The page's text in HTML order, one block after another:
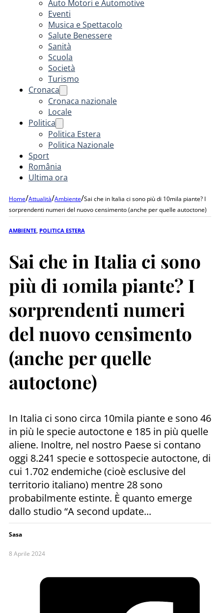
Auto Motori e Automotive
Eventi
Musica e Spettacolo
Salute Benessere
Sanità
Scuola
Società
Turismo
Cronaca
Cronaca nazionale
Locale
Politica
Politica Estera
Politica Nazionale
Sport
România
Ultima ora
Home/Attualità/Ambiente/Sai che in Italia ci sono più di 10mila piante? I
sorprendenti numeri del nuovo censimento (anche per quelle autoctone)
AMBIENTE POLITICA ESTERA
Sai che in Italia ci sono
più di 10mila piante? I
sorprendenti numeri
del nuovo censimento
(anche per quelle
autoctone)
In Italia ci sono circa 10mila piante e sono 46
in più le specie autoctone e 185 in più quelle
aliene. Inoltre, nel nostro Paese si contano
oggi 8.241 specie e sottospecie autoctone, di
cui 1.702 endemiche (cioè esclusive del
territorio italiano) mentre 28 sono
probabilmente estinte. È quanto emerge
dallo studio “A second update...
Sasa
8 Aprile 2024